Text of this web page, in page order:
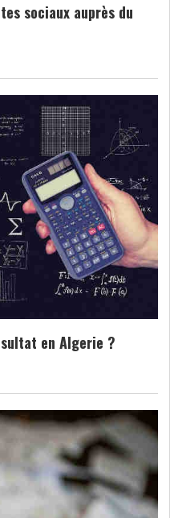
sociaux auprès du
en Algerie ?